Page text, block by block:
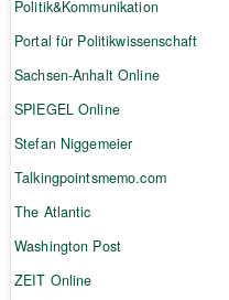
Politik&Kommunikation
Portal für Politikwissenschaft
Sachsen-Anhalt Online
SPIEGEL Online
Stefan Niggemeier
Talkingpointsmemo.com
The Atlantic
Washington Post
ZEIT Online